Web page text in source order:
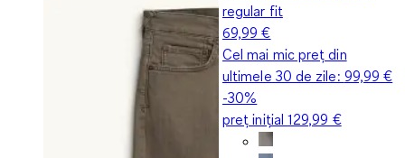
regular fit
69,99 €
Cel mai mic preț din
ultimele 30 de zile: 99,99 €
-30%
preț inițial129,99 €